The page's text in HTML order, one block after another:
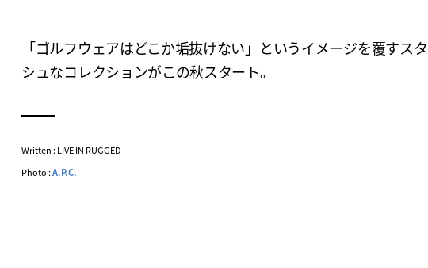
「ゴルフウェアはどこか垢抜けない」というイメージを覆すス
シュなコレクションがこの秋スタート。
Written : LIVE IN RUGGED
Photo :A.P.C.